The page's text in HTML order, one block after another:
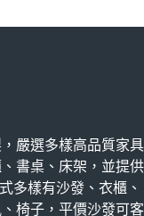
嚴選多樣高品質家具
書桌、床架，並提供
多樣有沙發、衣櫃、
椅子，平價沙發可客